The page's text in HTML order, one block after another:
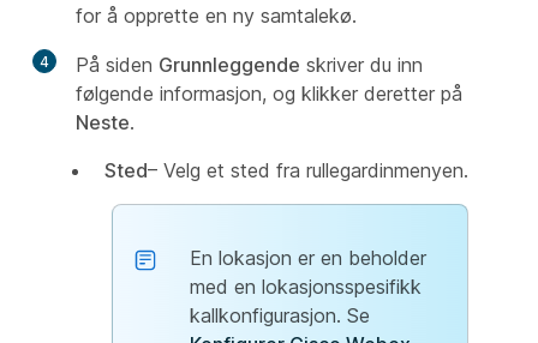
for å opprette en ny samtalekø.
4 På siden Grunnleggende skriver du inn
følgende informasjon, og klikker deretter på
Neste.
Sted– Velg et sted fra rullegardinmenyen.
En lokasjon er en beholder
med en lokasjonsspesifikk
kallkonfigurasjon. Se